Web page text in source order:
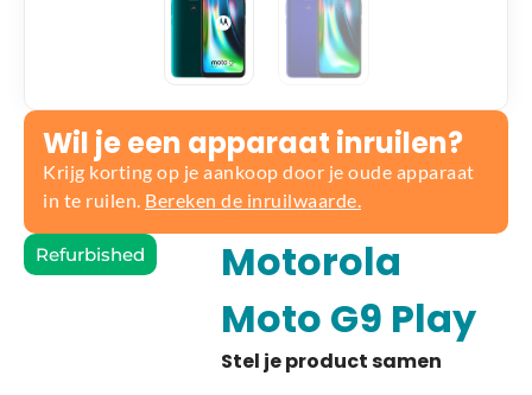
Wil je een apparaat inruilen?
Krijg korting op je aankoop door je oude apparaat
in te ruilen. Bereken de inruilwaarde.
Refurbished
Motorola
Moto G9 Play